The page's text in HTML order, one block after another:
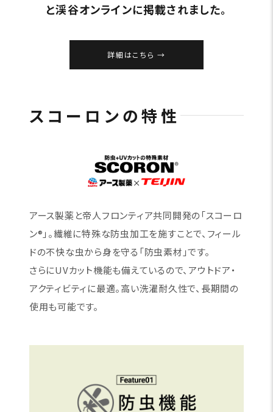
と渓谷オンラインに掲載されました。
詳細はこちら
スコーロンの特性
アース製薬と帝人フロンティア共同開発の「スコーロ
ン®」。繊維に特殊な防虫加工を施すことで、フィール
ドの不快な虫から身を守る「防虫素材」です。
さらにUVカット機能も備えているので、アウトドア・
アクティビティに最適。高い洗濯耐久性で、長期間の
使用も可能です。